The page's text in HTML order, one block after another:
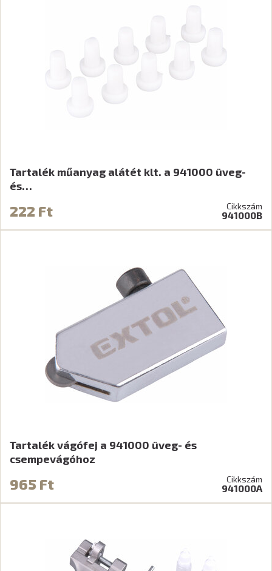
Tartalék műanyag alátét klt. a 941000 üveg-
és…
222 Ft Cikkszám
941000B
Tartalék vágófej a 941000 üveg- és
csempevágóhoz
965 Ft Cikkszám
941000A